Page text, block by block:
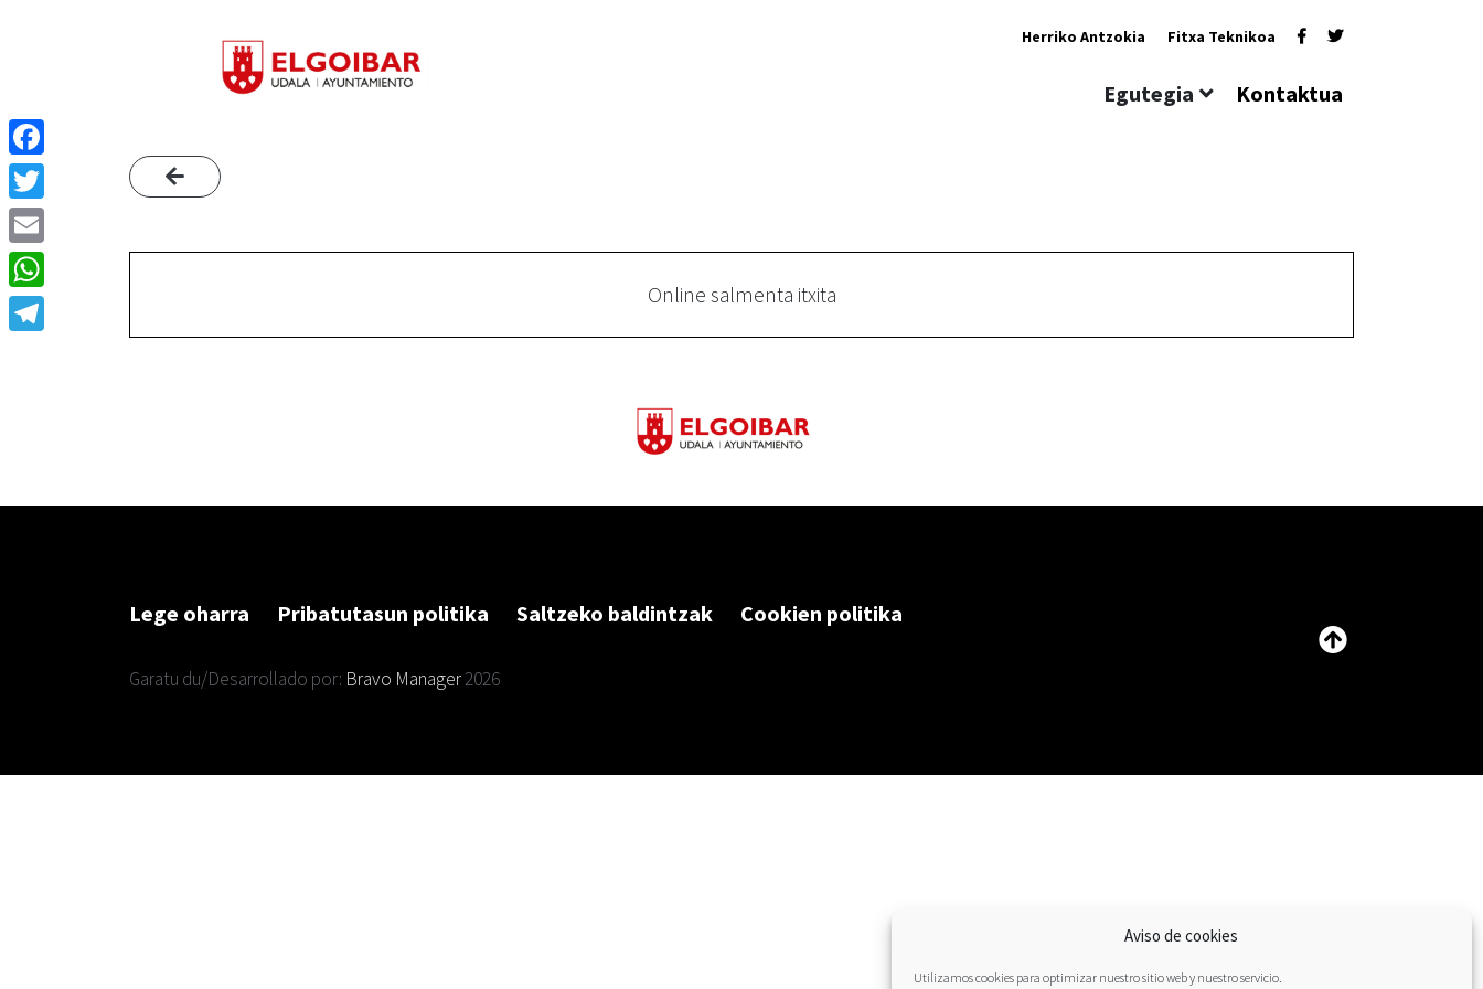
Aviso de cookies
Utilizamos cookies para optimizar nuestro sitio web y nuestro servicio.
Herriko Antzokia Fitxa Teknikoa
Egutegia Kontaktua
Online salmenta itxita
Lege oharra Pribatutasun politika Saltzeko baldintzak Cookien politika
Garatu du/Desarrollado por: Bravo Manager2026
Facebook
Twitter
Email
WhatsApp